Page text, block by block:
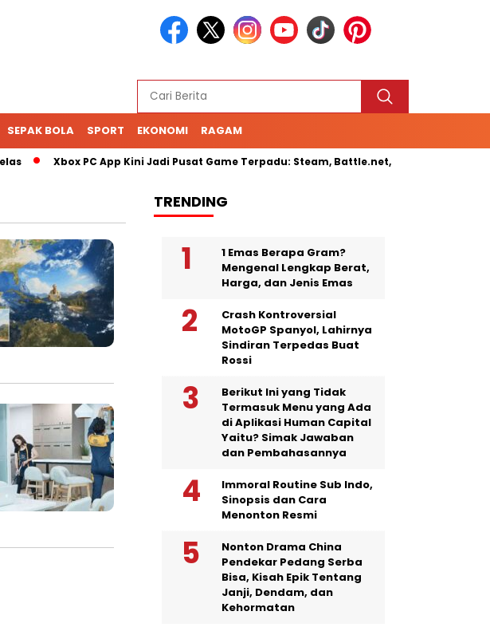
SEPAK BOLA SPORT EKONOMI RAGAM
Xbox PC App Kini Jadi Pusat Game Terpadu: Steam, Battle.net, hingga Cloud Gaming
TRENDING
1 Emas Berapa Gram?
Mengenal Lengkap Berat,
Harga, dan Jenis Emas
Crash Kontroversial
MotoGP Spanyol, Lahirnya
Sindiran Terpedas Buat
Rossi
Berikut Ini yang Tidak
Termasuk Menu yang Ada
di Aplikasi Human Capital
Yaitu? Simak Jawaban
dan Pembahasannya
Immoral Routine Sub Indo,
Sinopsis dan Cara
Menonton Resmi
Nonton Drama China
Pendekar Pedang Serba
Bisa, Kisah Epik Tentang
Janji, Dendam, dan
Kehormatan